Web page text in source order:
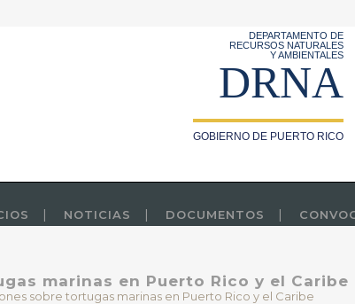
DEPARTAMENTO DE
RECURSOS NATURALES
Y AMBIENTALES
DRNA
GOBIERNO DE PUERTO RICO
NOTICIAS DOCUMENTOS
marinas en Puerto Rico y el Caribe
sobre tortugas marinas en Puerto Rico y el Caribe